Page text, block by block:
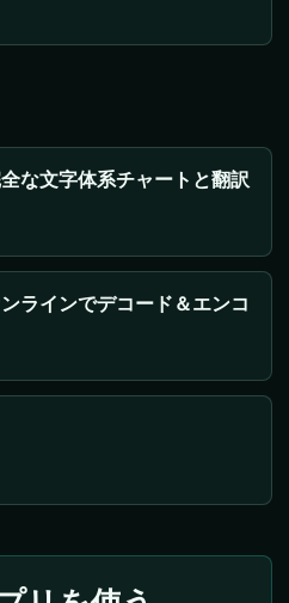
な文字体系チャートと翻訳
ラインでデコード＆エンコ